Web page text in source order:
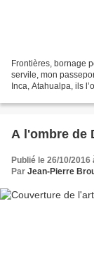
Frontières, bornage
servile, mon
Inca, Atahualpa, ils
A l'ombre de
Publié le 26/10/2016
Par Jean-Pierre